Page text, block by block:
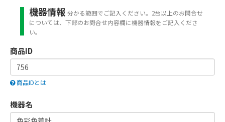
機器情報 分かる範囲でご記入ください。2台以上のお問合せ
については、下部のお問合せ内容欄に機器情報をご記入くださ
い。
商品ID
商品IDとは
機器名